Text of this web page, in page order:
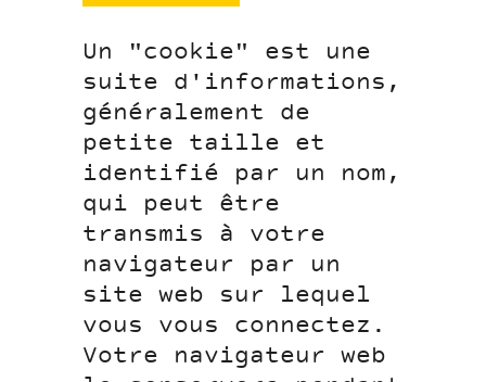
Un "cookie" est une
suite d'informations,
généralement de
petite taille et
identifié par un nom,
qui peut être
transmis à votre
navigateur par un
site web sur lequel
vous vous connectez.
Votre navigateur web